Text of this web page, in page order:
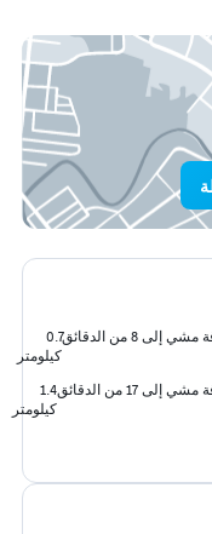
إلى 8 من الدقائق
0.7
كيلومتر
إلى 17 من الدقائق
1.4
كيلومتر